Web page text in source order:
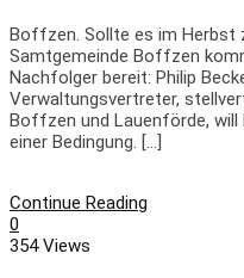
Boffzen. Sollte es im Herbst
Samtgemeinde Boffzen
Nachfolger bereit: Philip
Verwaltungsvertreter,
Boffzen und Lauenförde, will
einer Bedingung. […]
Continue Reading
0
354 Views